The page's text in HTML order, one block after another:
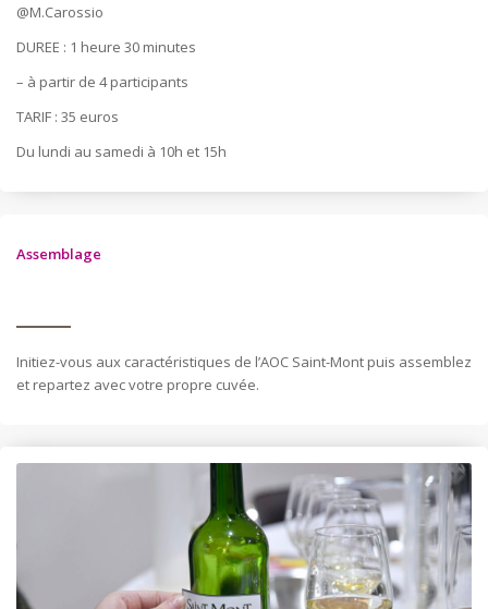
@M.Carossio
DUREE : 1 heure 30 minutes
– à partir de 4 participants
TARIF : 35 euros
Du lundi au samedi à 10h et 15h
Assemblage
Initiez-vous aux caractéristiques de l’AOC Saint-Mont puis assemblez
et repartez avec votre propre cuvée.